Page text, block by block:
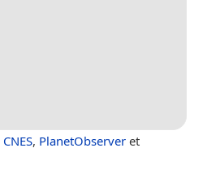
CNES, PlanetObserver et